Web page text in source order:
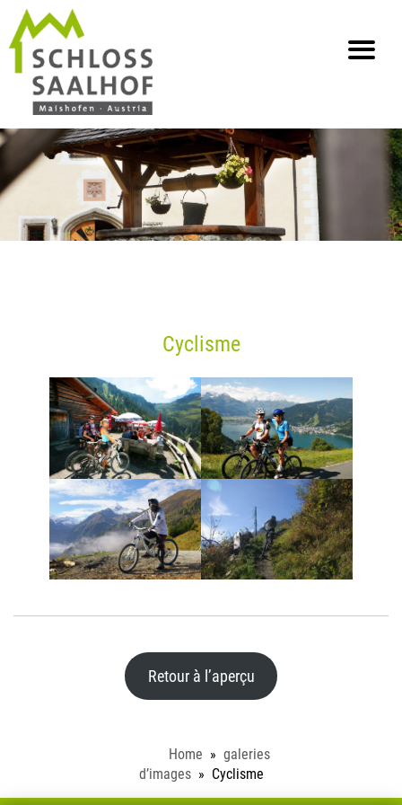
info@saalhof.at
Accueil Contact Protection des données Plan du site
Cyclisme
Retour à l’aperçu
Home
galeries
d’images
Cyclisme